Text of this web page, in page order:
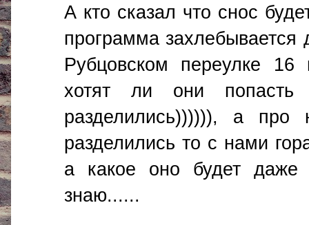
А кто сказал что снос
программа
Рубцовском переулке
хотят ли они
разделились)))))), а
разделились то с нами
а какое оно будет
знаю......